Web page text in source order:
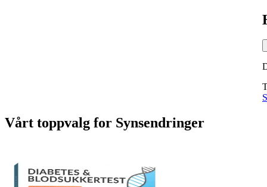
Vårt toppvalg for Synsendringer